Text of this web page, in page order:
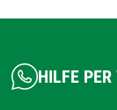
HILFE